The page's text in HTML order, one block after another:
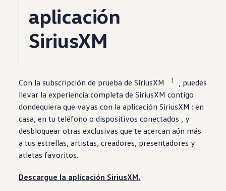
aplicación
SiriusXM
Con la subscripción de pruebade SiriusXM 1
, puedes
llevar laexperiencia completa de SiriusXM contigo
dondequiera que vayas con la aplicaciónSiriusXM : en
casa, en tu teléfono o dispositivos conectados , y
desbloquear otras exclusivas que te acercan aún más
a tus estrellas, artistas, creadores, presentadores y
atletas favoritos.
Descargue la aplicación SiriusXM.